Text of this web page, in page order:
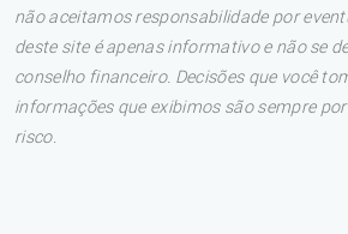
não aceitamos responsabilidade por
deste site é apenas informativo e não se
conselho financeiro. Decisões que você
informações que exibimos são sempre
risco.